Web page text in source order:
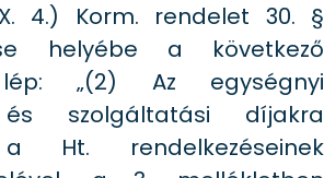
4.) Korm. rendelet 30. §
helyébe a következő
lép: „(2) Az egységnyi
és szolgáltatási díjakra
rendelkezéseinek